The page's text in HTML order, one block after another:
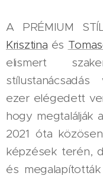
A PRÉMIUM
Krisztina és
elismert
ezer elégedett
hogy megtalálják
2021 óta
képzések terén,
és megalapították